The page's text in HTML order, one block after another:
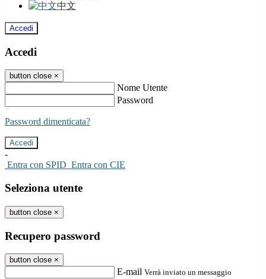
中文
Accedi
Accedi
button close ×
Nome Utente
Password
Password dimenticata?
-
Entra con SPID Entra con CIE
Seleziona utente
button close ×
Recupero password
button close ×
E-mail Verrà inviato un messaggio